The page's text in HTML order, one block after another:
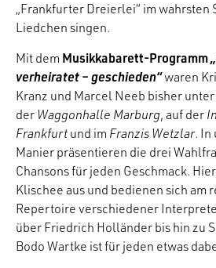
„Frankfurter Dreierlei“ im wahrsten
Liedchen singen.
Mit dem Musikkabarett-Programm
verheiratet – geschieden“waren
Kranz und Marcel Neeb bisher
der Waggonhalle Marburg, auf der
Frankfurt und im Franzis Wetzlar. In
Manier präsentieren die drei
Chansons für jeden Geschmack.
Klischee aus und bedienen sich am
Repertoire verschiedener
über Friedrich Holländer bis hin zu
Bodo Wartke ist für jeden etwas